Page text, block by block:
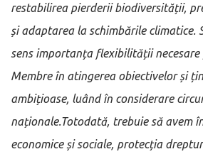
restabilirea pierderii biodiversității,
și adaptarea la schimbările climatice.
sens importanța flexibilității necesare
Membre în atingerea obiectivelor și
ambițioase, luând în considerare
naționale.Totodată, trebuie să avem
economice și sociale, protecția